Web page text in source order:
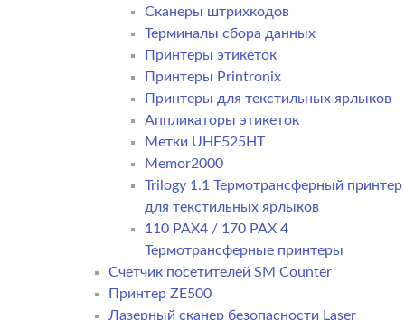
Сканеры штрихкодов
Терминалы сбора данных
Принтеры этикеток
Принтеры Printronix
Принтеры для текстильных ярлыков
Аппликаторы этикеток
Метки UHF525HT
Memor2000
Trilogy 1.1 Термотрансферный принтер
для текстильных ярлыков
110 PAX4 / 170 PAX 4
Термотрансферные принтеры
Счетчик посетителей SM Counter
Принтер ZE500
Лазерный сканер безопасности Laser